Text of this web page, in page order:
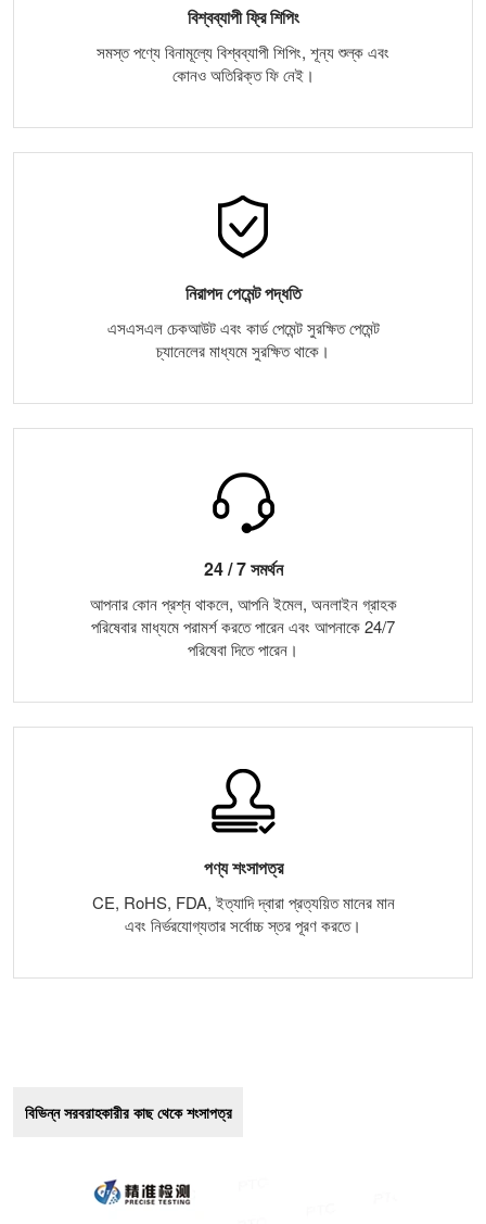
বিশ্বব্যাপী ফ্রি শিপিং
সমস্ত পণ্যে বিনামূল্যে বিশ্বব্যাপী শিপিং, শূন্য শুল্ক এবং
কোনও অতিরিক্ত ফি নেই।
নিরাপদ পেমেন্ট পদ্ধতি
এসএসএল চেকআউট এবং কার্ড পেমেন্ট সুরক্ষিত পেমেন্ট
চ্যানেলের মাধ্যমে সুরক্ষিত থাকে।
24 / 7 সমর্থন
আপনার কোন প্রশ্ন থাকলে, আপনি ইমেল, অনলাইন গ্রাহক
পরিষেবার মাধ্যমে পরামর্শ করতে পারেন এবং আপনাকে 24/7
পরিষেবা দিতে পারেন।
পণ্য শংসাপত্র
CE, RoHS, FDA, ইত্যাদি দ্বারা প্রত্যয়িত মানের মান
এবং নির্ভরযোগ্যতার সর্বোচ্চ স্তর পূরণ করতে।
বিভিন্ন সরবরাহকারীর কাছ থেকে শংসাপত্র